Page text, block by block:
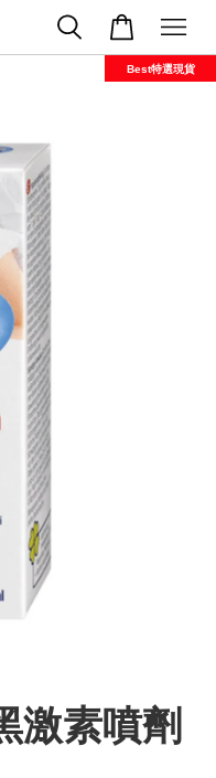
Best特選現貨
激素噴劑